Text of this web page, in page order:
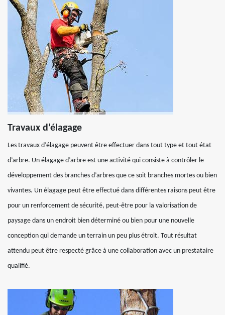
Travaux d’élagage
Les travaux d’élagage peuvent être effectuer dans tout type et tout état
d’arbre. Un élagage d’arbre est une activité qui consiste à contrôler le
développement des branches d’arbres que ce soit branches mortes ou bien
vivantes. Un élagage peut être effectué dans différentes raisons peut être
pour un renforcement de sécurité, peut-être pour la valorisation de
paysage dans un endroit bien déterminé ou bien pour une nouvelle
conception qui demande un terrain un peu plus étroit. Tout résultat
attendu peut être respecté grâce à une collaboration avec un prestataire
qualifié.